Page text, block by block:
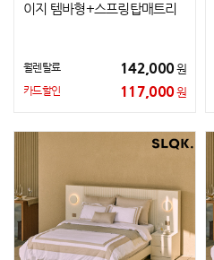
이지 템바형+스프링탑매트리
월렌탈료 142,000원
카드할인 117,000원